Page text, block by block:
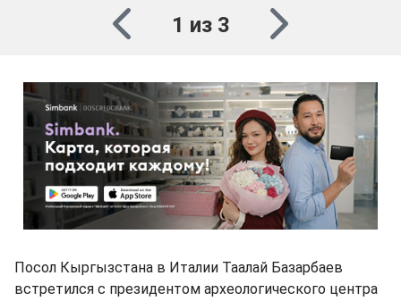
1 из 3
Посол Кыргызстана в Италии Таалай Базарбаев
встретился с президентом археологического центра